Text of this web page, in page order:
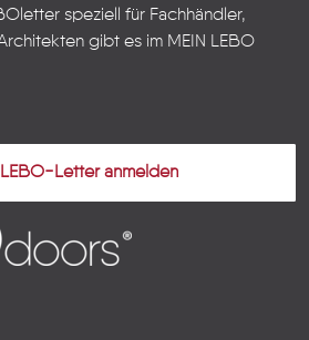
speziell für Fachhändler,
gibt es im MEIN LEBO
LEBO-Letter anmelden